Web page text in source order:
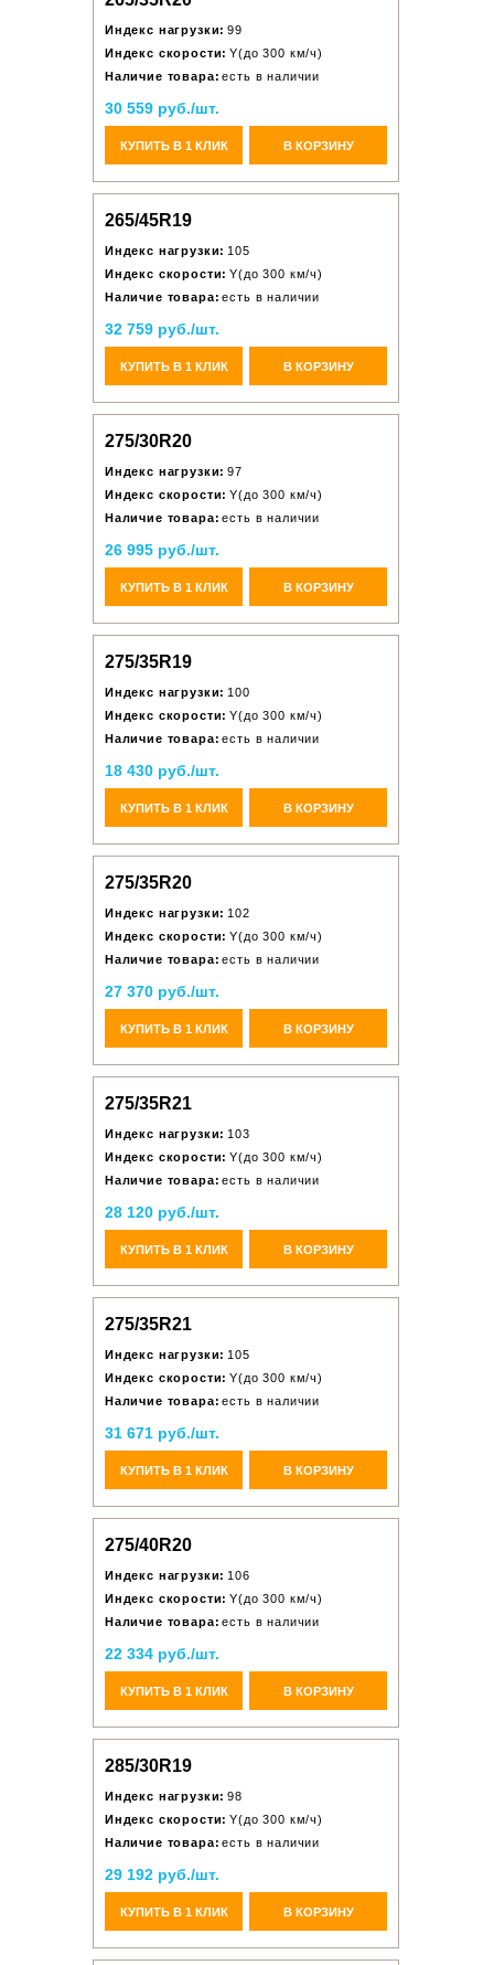
Индекс нагрузки: 99
Индекс скорости: Y(до 300 км/ч)
Наличие товара: есть в наличии
30 559 руб./шт.
КУПИТЬ В 1 КЛИК В КОРЗИНУ
265/45R19
Индекс нагрузки: 105
Индекс скорости: Y(до 300 км/ч)
Наличие товара: есть в наличии
32 759 руб./шт.
КУПИТЬ В 1 КЛИК В КОРЗИНУ
275/30R20
Индекс нагрузки: 97
Индекс скорости: Y(до 300 км/ч)
Наличие товара: есть в наличии
26 995 руб./шт.
КУПИТЬ В 1 КЛИК В КОРЗИНУ
275/35R19
Индекс нагрузки: 100
Индекс скорости: Y(до 300 км/ч)
Наличие товара: есть в наличии
18 430 руб./шт.
КУПИТЬ В 1 КЛИК В КОРЗИНУ
275/35R20
Индекс нагрузки: 102
Индекс скорости: Y(до 300 км/ч)
Наличие товара: есть в наличии
27 370 руб./шт.
КУПИТЬ В 1 КЛИК В КОРЗИНУ
275/35R21
Индекс нагрузки: 103
Индекс скорости: Y(до 300 км/ч)
Наличие товара: есть в наличии
28 120 руб./шт.
КУПИТЬ В 1 КЛИК В КОРЗИНУ
275/35R21
Индекс нагрузки: 105
Индекс скорости: Y(до 300 км/ч)
Наличие товара: есть в наличии
31 671 руб./шт.
КУПИТЬ В 1 КЛИК В КОРЗИНУ
275/40R20
Индекс нагрузки: 106
Индекс скорости: Y(до 300 км/ч)
Наличие товара: есть в наличии
22 334 руб./шт.
КУПИТЬ В 1 КЛИК В КОРЗИНУ
285/30R19
Индекс нагрузки: 98
Индекс скорости: Y(до 300 км/ч)
Наличие товара: есть в наличии
29 192 руб./шт.
КУПИТЬ В 1 КЛИК В КОРЗИНУ